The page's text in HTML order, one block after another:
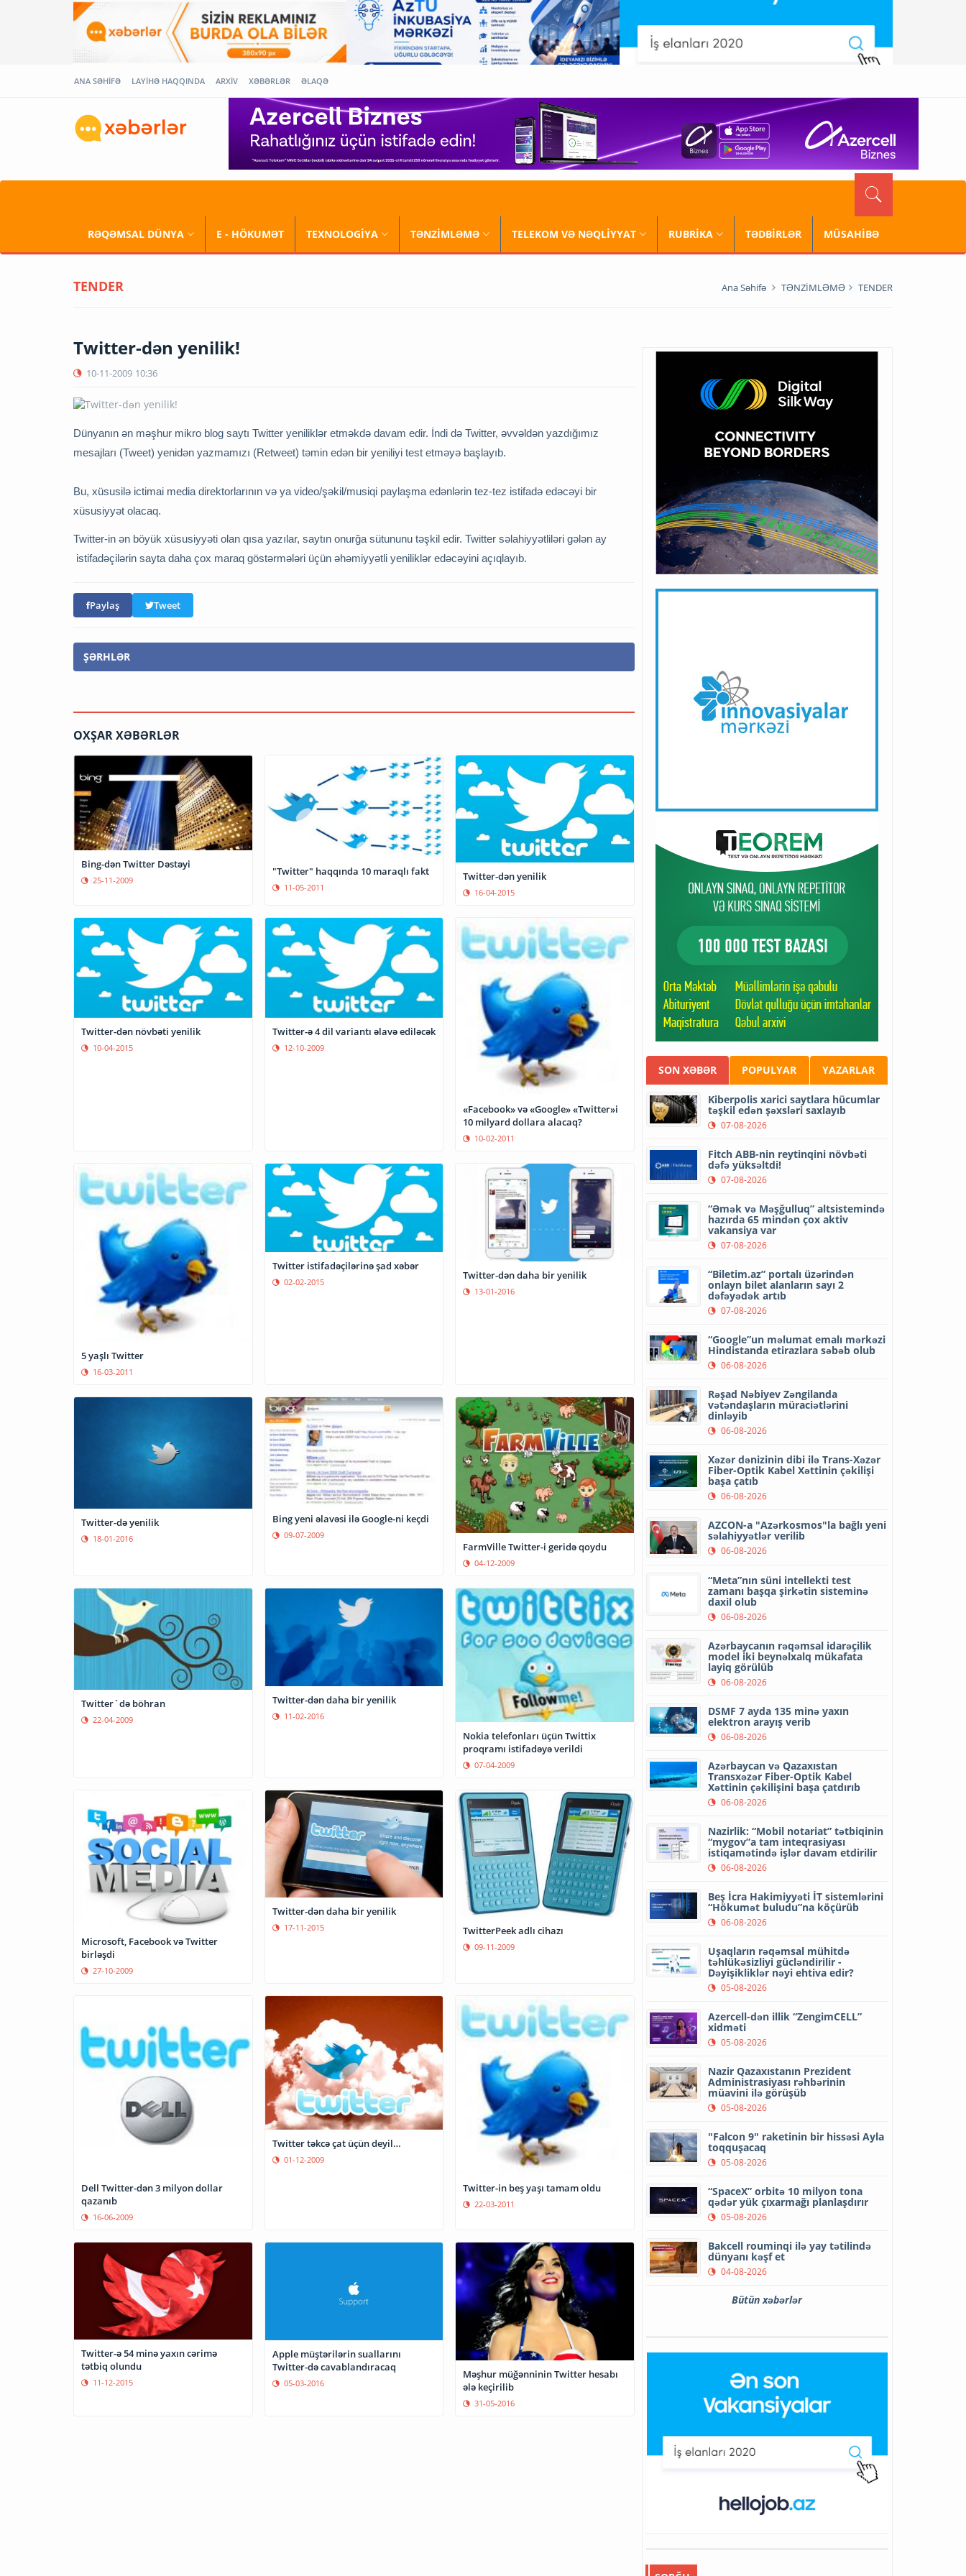
ANA SƏHİFƏ LAYİHƏ HAQQINDA ARXİV XƏBƏRLƏR ƏLAQƏ
RƏQƏMSAL DÜNYA E - HÖKUMƏT TEXNOLOGİYA TƏNZİMLƏMƏ TELEKOM VƏ NƏQLİYYAT RUBRİKA TƏDBİRLƏR MÜSAHİBƏ
TENDER Ana Səhifə TƏNZİMLƏMƏ TENDER
Twitter-dən yenilik!
10-11-2009 10:36
Dünyanın ən məşhur mikro blog saytı Twitter yeniliklər etməkdə davam edir. İndi də Twitter, əvvəldən yazdığımız
mesajları (Tweet) yenidən yazmamızı (Retweet) təmin edən bir yeniliyi test etməyə başlayıb.
Bu, xüsusilə ictimai media direktorlarının və ya video/şəkil/musiqi paylaşma edənlərin tez-tez istifadə edəcəyi bir
xüsusiyyət olacaq.
Twitter-in ən böyük xüsusiyyəti olan qısa yazılar, saytın onurğa sütununu təşkil edir. Twitter səlahiyyətliləri gələn ay
istifadəçilərin sayta daha çox maraq göstərmələri üçün əhəmiyyətli yeniliklər edəcəyini açıqlayıb.
Paylaş Tweet
ŞƏRHLƏR
OXŞAR XƏBƏRLƏR
Bing-dən Twitter Dəstəyi
25-11-2009
"Twitter" haqqında 10 maraqlı fakt
11-05-2011
Twitter-dən yenilik
16-04-2015
Twitter-dən növbəti yenilik
10-04-2015
Twitter-ə 4 dil variantı əlavə ediləcək
12-10-2009
«Facebook» və «Google» «Twitter»i
10 milyard dollara alacaq?
10-02-2011
5 yaşlı Twitter
16-03-2011
Twitter istifadəçilərinə şad xəbər
02-02-2015
Twitter-dən daha bir yenilik
13-01-2016
Twitter-də yenilik
18-01-2016
Bing yeni əlavəsi ilə Google-ni keçdi
09-07-2009
FarmVille Twitter-i geridə qoydu
04-12-2009
Twitter`də böhran
22-04-2009
Twitter-dən daha bir yenilik
11-02-2016
Nokia telefonları üçün Twittix
proqramı istifadəyə verildi
07-04-2009
Microsoft, Facebook və Twitter
birləşdi
27-10-2009
Twitter-dən daha bir yenilik
17-11-2015 TwitterPeek adlı cihazı
09-11-2009
Dell Twitter-dən 3 milyon dollar
qazanıb
16-06-2009
Twitter təkcə çat üçün deyil…
01-12-2009
Twitter-in beş yaşı tamam oldu
22-03-2011
Twitter-ə 54 minə yaxın cərimə
tətbiq olundu
11-12-2015
Apple müştərilərin suallarını
Twitter-də cavablandıracaq
05-03-2016
Məşhur müğənninin Twitter hesabı
ələ keçirilib
31-05-2016
SON XƏBƏR POPULYAR YAZARLAR
Kiberpolis xarici saytlara hücumlar
təşkil edən şəxsləri saxlayıb
07-08-2026
Fitch ABB-nin reytinqini növbəti
dəfə yüksəltdi!
07-08-2026
“Əmək və Məşğulluq” altsistemində
hazırda 65 mindən çox aktiv
vakansiya var
07-08-2026
“Biletim.az” portalı üzərindən
onlayn bilet alanların sayı 2
dəfəyədək artıb
07-08-2026
“Google”un məlumat emalı mərkəzi
Hindistanda etirazlara səbəb olub
06-08-2026
Rəşad Nəbiyev Zəngilanda
vətəndaşların müraciətlərini
dinləyib
06-08-2026
Xəzər dənizinin dibi ilə Trans-Xəzər
Fiber-Optik Kabel Xəttinin çəkilişi
başa çatıb
06-08-2026
AZCON-a "Azərkosmos"la bağlı yeni
səlahiyyətlər verilib
06-08-2026
“Meta”nın süni intellekti test
zamanı başqa şirkətin sisteminə
daxil olub
06-08-2026
Azərbaycanın rəqəmsal idarəçilik
model iki beynəlxalq mükafata
layiq görülüb
06-08-2026
DSMF 7 ayda 135 minə yaxın
elektron arayış verib
06-08-2026
Azərbaycan və Qazaxıstan
Transxəzər Fiber-Optik Kabel
Xəttinin çəkilişini başa çatdırıb
06-08-2026
Nazirlik: “Mobil notariat” tətbiqinin
“mygov”a tam inteqrasiyası
istiqamətində işlər davam etdirilir
06-08-2026
Beş İcra Hakimiyyəti İT sistemlərini
“Hökumət buludu”na köçürüb
06-08-2026
Uşaqların rəqəmsal mühitdə
təhlükəsizliyi gücləndirilir -
Dəyişikliklər nəyi ehtiva edir?
05-08-2026
Azercell-dən illik “ZengimCELL”
xidməti
05-08-2026
Nazir Qazaxıstanın Prezident
Administrasiyası rəhbərinin
müavini ilə görüşüb
05-08-2026
"Falcon 9" raketinin bir hissəsi Ayla
toqquşacaq
05-08-2026
“SpaceX” orbitə 10 milyon tona
qədər yük çıxarmağı planlaşdırır
05-08-2026
Bakcell rouminqi ilə yay tətilində
dünyanı kəşf et
04-08-2026
Bütün xəbərlər